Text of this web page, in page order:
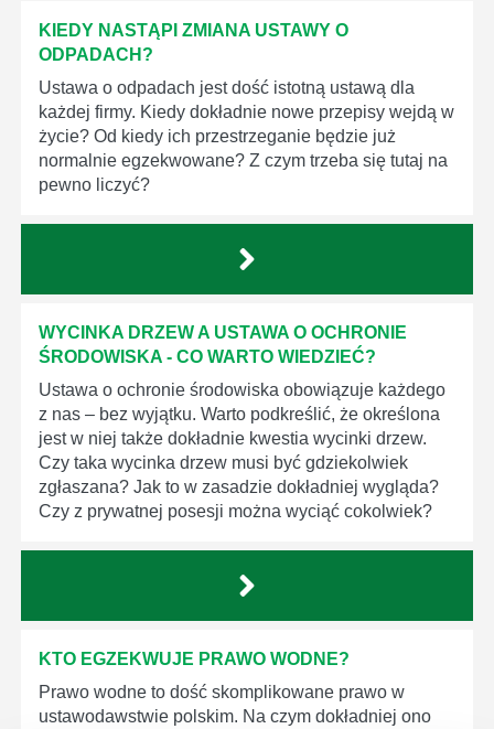
KIEDY NASTĄPI ZMIANA USTAWY O
ODPADACH?
Ustawa o odpadach jest dość istotną ustawą dla
każdej firmy. Kiedy dokładnie nowe przepisy wejdą w
życie? Od kiedy ich przestrzeganie będzie już
normalnie egzekwowane? Z czym trzeba się tutaj na
pewno liczyć?
WYCINKA DRZEW A USTAWA O OCHRONIE
ŚRODOWISKA - CO WARTO WIEDZIEĆ?
Ustawa o ochronie środowiska obowiązuje każdego
z nas – bez wyjątku. Warto podkreślić, że określona
jest w niej także dokładnie kwestia wycinki drzew.
Czy taka wycinka drzew musi być gdziekolwiek
zgłaszana? Jak to w zasadzie dokładniej wygląda?
Czy z prywatnej posesji można wyciąć cokolwiek?
KTO EGZEKWUJE PRAWO WODNE?
Prawo wodne to dość skomplikowane prawo w
ustawodawstwie polskim. Na czym dokładniej ono